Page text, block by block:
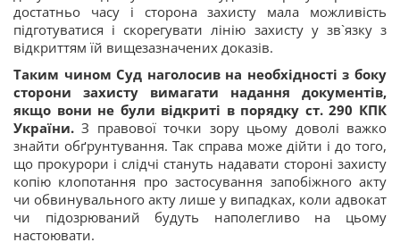
достатньо часу і сторона захисту мала можливість
підготуватися і скорегувати лінію захисту у зв`язку з
відкриттям їй вищезазначених доказів.
Таким чином Суд наголосив на необхідності з боку
сторони захисту вимагати надання документів,
якщо вони не були відкриті в порядку ст. 290 КПК
України.З правової точки зору цьому доволі важко
знайти обґрунтування. Так справа може дійти і до того,
що прокурори і слідчі стануть надавати стороні захисту
копію клопотання про застосування запобіжного акту
чи обвинувального акту лише у випадках, коли адвокат
чи підозрюваний будуть наполегливо на цьому
настоювати.